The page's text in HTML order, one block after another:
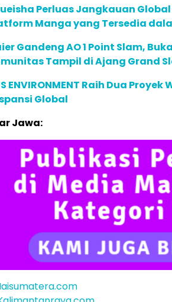
Perluas Jangkauan Global
Manga yang Tersedia
Gandeng AO 1 Point Slam,
Tampil di Ajang Grand
ENVIRONMENT Raih Dua
Global
Jawa: